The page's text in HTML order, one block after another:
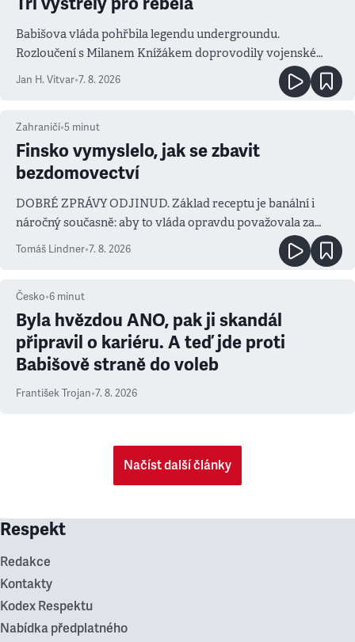
Babišova vláda pohřbila legendu undergroundu.
Rozloučení s Milanem Knížákem doprovodily vojenské
salvy i kritika pokrokářů
Jan H. Vitvar•7. 8. 2026
Zahraničí•5 minut
Finsko vymyslelo, jak se zbavit
bezdomovectví
DOBRÉ ZPRÁVY ODJINUD. Základ receptu je banální i
náročný současně: aby to vláda opravdu považovala za
prioritu
Tomáš Lindner•7. 8. 2026
Česko•6 minut
Byla hvězdou ANO, pak ji skandál
připravil o kariéru. A teď jde proti
Babišově straně do voleb
František Trojan•7. 8. 2026
Načíst další články
Respekt
Redakce
Kontakty
Kodex Respektu
Nabídka předplatného